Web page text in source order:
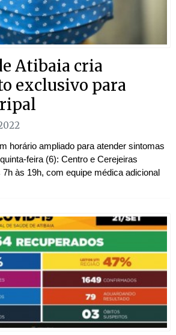
Atibaia cria
exclusivo para
horário ampliado para atender sintomas
feira (6): Centro e Cerejeiras
às 19h, com equipe médica adicional